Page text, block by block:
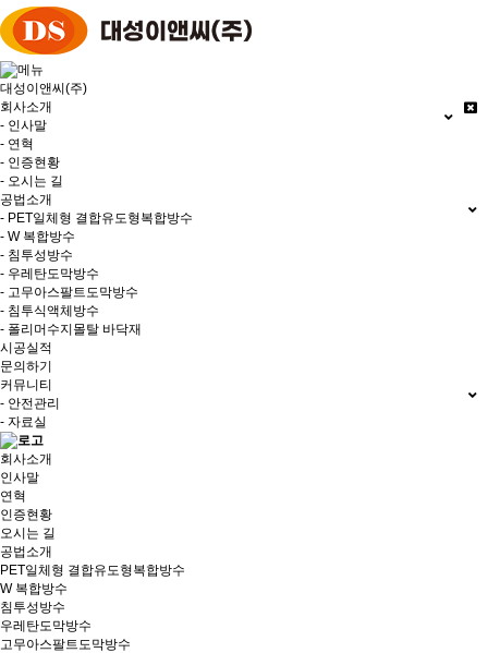
대성이앤씨(주)
회사소개
- 인사말
- 연혁
- 인증현황
- 오시는 길
공법소개
- PET일체형 결합유도형복합방수
- W 복합방수
- 침투성방수
- 우레탄도막방수
- 고무아스팔트도막방수
- 침투식액체방수
- 폴리머수지몰탈 바닥재
시공실적
문의하기
커뮤니티
- 안전관리
- 자료실
회사소개
인사말
연혁
인증현황
오시는 길
공법소개
PET일체형 결합유도형복합방수
W 복합방수
침투성방수
우레탄도막방수
고무아스팔트도막방수